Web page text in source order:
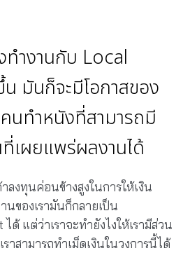
ำงานกับ Local
มันก็จะมีโอกาสของ
นทำหนังที่สามารถมี
ผยแพร่ผลงานได้
ลงทุนค่อนข้างสูงในการให้เงิน
นของเรามันก็กลายเป็น
ด้ แต่ว่าเราจะทำยังไงให้เรามีส่วน
าสามารถทำเม็ดเงินในวงการนี้ได้